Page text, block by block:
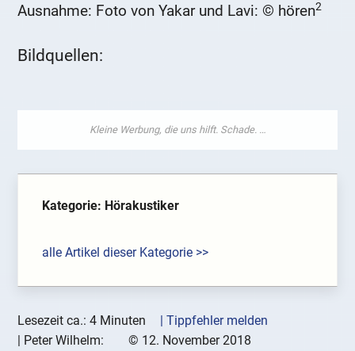
Ausnahme: Foto von Yakar und Lavi: © hören2
Bildquellen:
Kategorie: Hörakustiker
alle Artikel dieser Kategorie >>
Lesezeit ca.: 4 Minuten
| Tippfehler melden
| Peter Wilhelm: © 12. November 2018